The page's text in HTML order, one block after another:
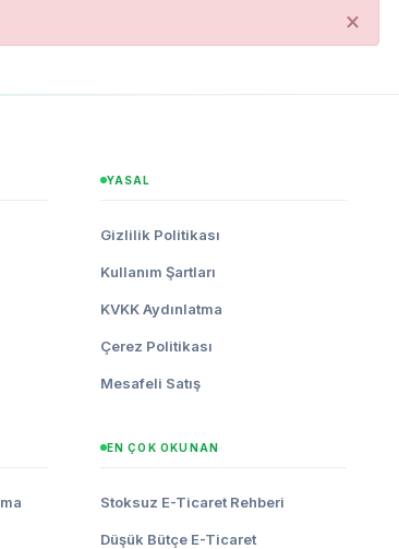
×
YASAL
Gizlilik Politikası
Kullanım Şartları
KVKK Aydınlatma
Çerez Politikası
Mesafeli Satış
EN ÇOK OKUNAN
Stoksuz E-Ticaret Rehberi
Düşük Bütçe E-Ticaret